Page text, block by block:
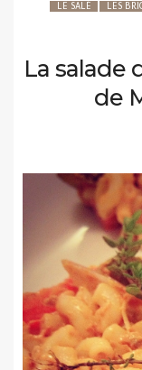
LE SALÉ LES
La salade
de